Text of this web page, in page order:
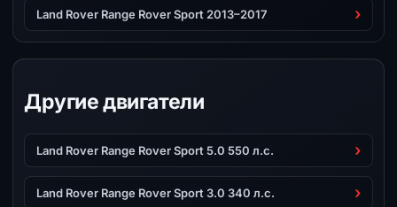
Land Rover Range Rover Sport 2013–2017
Другие двигатели
Land Rover Range Rover Sport 5.0 550 л.с.
Land Rover Range Rover Sport 3.0 340 л.с.